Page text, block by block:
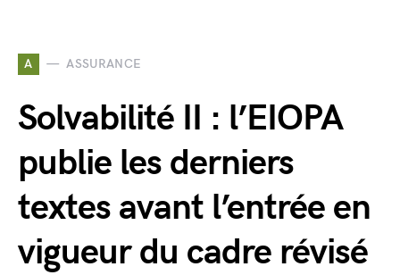
A ASSURANCE
Solvabilité II : l’EIOPA
publie les derniers
textes avant l’entrée en
vigueur du cadre révisé